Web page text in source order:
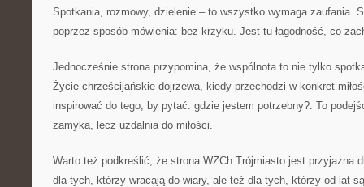
Spotkania, rozmowy, dzielenie – to wszystko wymaga zaufania.
poprzez sposób mówienia: bez krzyku. Jest tu łagodność, co
Jednocześnie strona przypomina, że wspólnota to nie tylko
Życie chrześcijańskie dojrzewa, kiedy przechodzi w konkret
inspirować do tego, by pytać: gdzie jestem potrzebny?. To
zamyka, lecz uzdalnia do miłości.
Warto też podkreślić, że strona WŻCh Trójmiasto jest przyjazna
dla tych, którzy wracają do wiary, ale też dla tych, którzy od lat